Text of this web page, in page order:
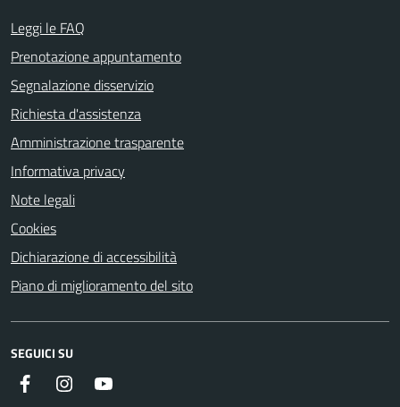
Leggi le FAQ
Prenotazione appuntamento
Segnalazione disservizio
Richiesta d'assistenza
Amministrazione trasparente
Informativa privacy
Note legali
Cookies
Dichiarazione di accessibilità
Piano di miglioramento del sito
SEGUICI SU
Facebook Instagram